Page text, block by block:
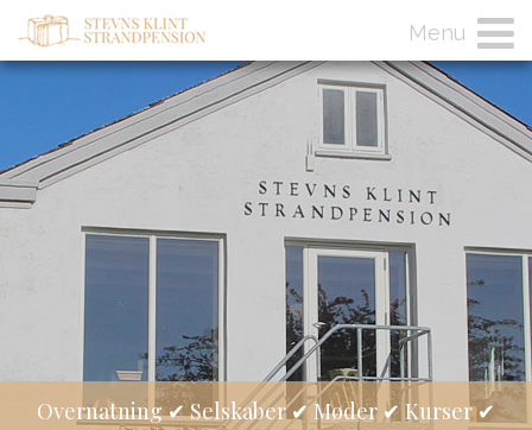
Menu
Overnatning ✔ Selskaber ✔ Møder ✔ Kurser ✔